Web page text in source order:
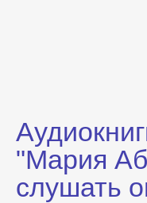
"Мария
слушать